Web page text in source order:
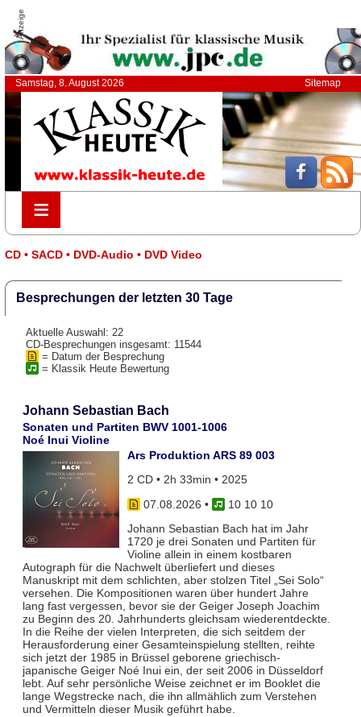
Anzeige
Samstag, 8. August 2026 Sitemap
≡
≡
CD • SACD • DVD-Audio • DVD Video
Besprechungen der letzten 30 Tage
Aktuelle Auswahl: 22
CD-Besprechungen insgesamt: 11544
= Datum der Besprechung
= Klassik Heute Bewertung
Johann Sebastian Bach
Sonaten und Partiten BWV 1001-1006
Noé Inui Violine
Ars Produktion ARS 89 003
2 CD • 2h 33min • 2025
07.08.2026 •
10 10 10
Johann Sebastian Bach hat im Jahr
1720 je drei Sonaten und Partiten für
Violine allein in einem kostbaren
Autograph für die Nachwelt überliefert und dieses
Manuskript mit dem schlichten, aber stolzen Titel „Sei Solo“
versehen. Die Kompositionen waren über hundert Jahre
lang fast vergessen, bevor sie der Geiger Joseph Joachim
zu Beginn des 20. Jahrhunderts gleichsam wiederentdeckte.
In die Reihe der vielen Interpreten, die sich seitdem der
Herausforderung einer Gesamteinspielung stellten, reihte
sich jetzt der 1985 in Brüssel geborene griechisch-
japanische Geiger Noé Inui ein, der seit 2006 in Düsseldorf
lebt. Auf sehr persönliche Weise zeichnet er im Booklet die
lange Wegstrecke nach, die ihn allmählich zum Verstehen
und Vermitteln dieser Musik geführt habe.